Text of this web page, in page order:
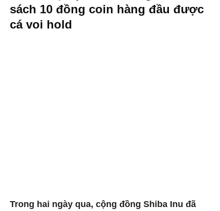
sách 10 đồng coin hàng đầu được
cá voi hold
Trong hai ngày qua, cộng đồng Shiba Inu đã